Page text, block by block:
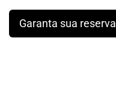
Garanta sua reserva